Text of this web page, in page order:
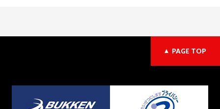
PAGE TOP